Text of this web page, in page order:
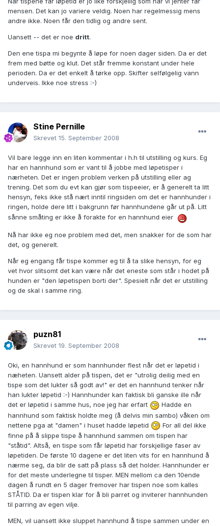
mensen. Det kan jo variere veldig. Noen har regelmessig mens
andre ikke. Noen får den tidlig og andre sent.
Uansett -- det er noe dritt.
Den ene tispa mi begynte å løpe for noen dager siden. Da er det
frem med bøtte og klut. Det står fremme konstant under hele
perioden. Da er det enkelt å tørke opp. Skifter selfølgelig vann
underveis. Ikke noe stress :-)
Stine Pernille
Skrevet 15. September 2008
Vil bare legge inn en liten kommentar i h.h til utstilling og kurs. Eg
har en hannhund som er vant til å jobbe med løpetisper i
nærheten. Det er ingen problem verken på utstilling eller ag
trening. Det som du evt kan gjør som tispeeier, er å generelt ta litt
hensyn, feks ikke stå nært inntil ringsiden om det er hannhunder i
ringen, holde dere litt i bakgrunn før hannhundene går ut på. Litt
sånne småting er ikke å forakte for en hannhund eier
Nå har ikke eg noe problem med det, men snakker for de som har
det, og generelt.
Når eg engang får tispe kommer eg til å ta slike hensyn, for eg
vet hvor slitsomt det kan være når det eneste som står i hodet på
hunden er "den løpetispen borti der". Spesielt når det er utstilling
og de skal i samme ring.
puzn81
Skrevet 19. September 2008
Oki, en hannhund er som hannhunder flest når det er løpetid i
næheten. Uansett alder på tispen, det er "utrolig deilig med en
tispe som det lukter så godt av!" er det en hannhund tenker når
han lukter løpetid :-) Hannhunder kan faktisk bli ganske ille når
det er løpetid i samme hus, noe jeg har erfart
Hadde en
hannhund som faktisk holdte meg (å delvis min sambo) våken om
nettene pga at "damen" i huset hadde løpetid
For all del ikke
finne på å slippe tispe å hannhund sammen om tispen har
"ståtid". Altså, en tispe som får løpetid har forskjellige faser av
løpetiden. De første 10 dagene er det liten vits for en hannhund å
nærme seg, da blir de satt på plass så det holder. Hannhunder er
for det meste underlegne til tisper. MEN mellom ca den 10ende
dagen å rundt en 5 dager fremover har tispen noe som kalles
STÅTID. Da er tispen klar for å bli parret og inviterer hannhunden
til parring av egen vilje.
MEN, vil uansett ikke sluppet hannhund å tispe sammen under en